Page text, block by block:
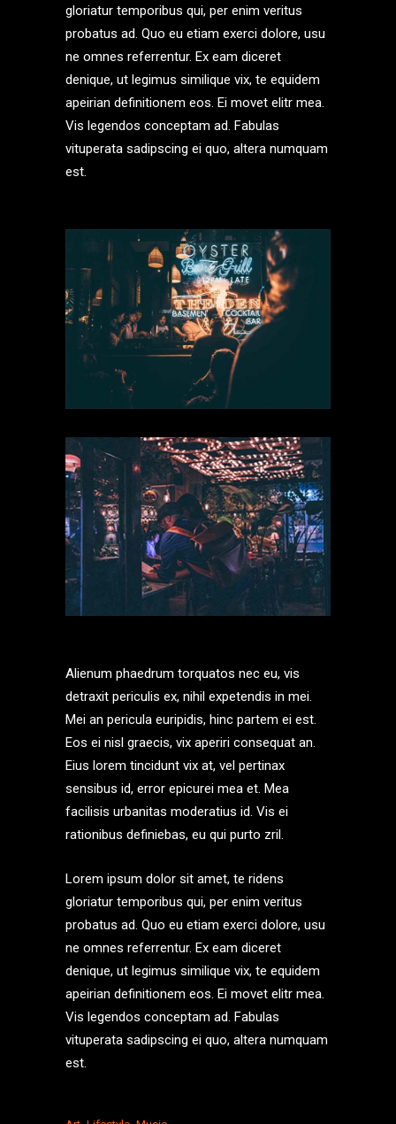
gloriatur temporibus qui, per enim veritus
probatus ad. Quo eu etiam exerci dolore, usu
ne omnes referrentur. Ex eam diceret
denique, ut legimus similique vix, te equidem
apeirian definitionem eos. Ei movet elitr mea.
Vis legendos conceptam ad. Fabulas
vituperata sadipscing ei quo, altera numquam
est.
Alienum phaedrum torquatos nec eu, vis
detraxit periculis ex, nihil expetendis in mei.
Mei an pericula euripidis, hinc partem ei est.
Eos ei nisl graecis, vix aperiri consequat an.
Eius lorem tincidunt vix at, vel pertinax
sensibus id, error epicurei mea et. Mea
facilisis urbanitas moderatius id. Vis ei
rationibus definiebas, eu qui purto zril.
Lorem ipsum dolor sit amet, te ridens
gloriatur temporibus qui, per enim veritus
probatus ad. Quo eu etiam exerci dolore, usu
ne omnes referrentur. Ex eam diceret
denique, ut legimus similique vix, te equidem
apeirian definitionem eos. Ei movet elitr mea.
Vis legendos conceptam ad. Fabulas
vituperata sadipscing ei quo, altera numquam
est.